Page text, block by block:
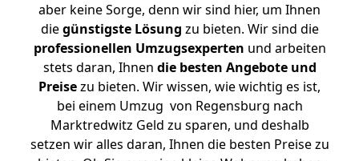
aber keine Sorge, denn wir sind hier, um Ihnen
diegünstigste Lösung zu bieten. Wir sind die
professionellen Umzugsexperten und arbeiten
stets daran, Ihnen die besten Angebote und
Preisezu bieten. Wir wissen, wie wichtig es ist,
bei einem Umzug von Regensburg nach
Marktredwitz Geld zu sparen, und deshalb
setzen wir alles daran, Ihnen die besten Preise zu